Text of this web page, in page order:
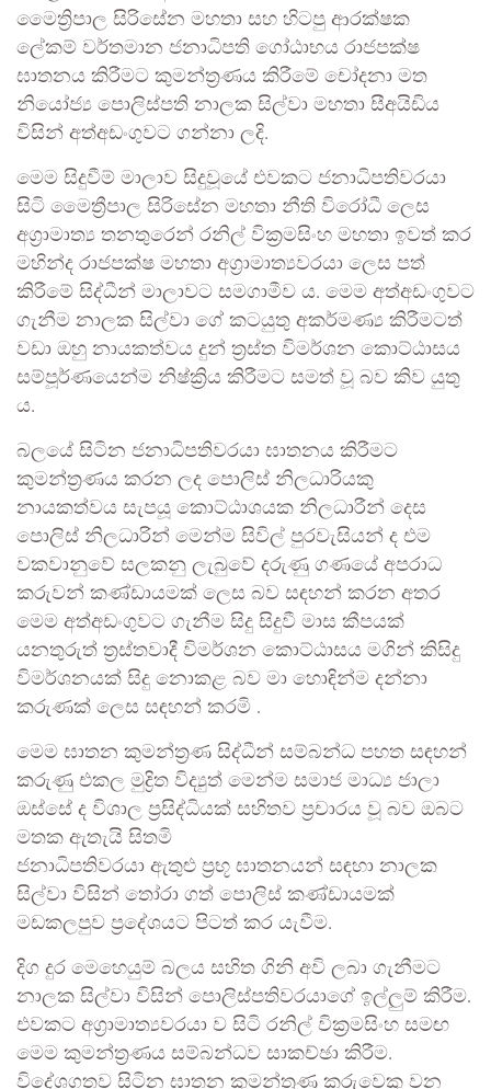
මෛත්‍රිපාල සිරිසේන මහතා සහ හිටපු ආරක්ෂක
ලේකම් වර්තමාන ජනාධිපති ගෝඨාභය රාජපක්ෂ
ඝාතනය කිරීමට කුමන්ත්‍රණය කිරීමේ චෝදනා මත
නියෝජ්‍ය පොලිස්පති නාලක සිල්වා මහතා සීඅයිඩිය
විසින් අත්අඩංගුවට ගන්නා ලදි.
මෙම සිදුවීම් මාලාව සිදුවූයේ එවකට ජනාධිපතිවරයා
සිටි මෛත්‍රීපාල සිරිසේන මහතා නීති විරෝධී ලෙස
අග්‍රාමාත්‍ය තනතුරෙන් රනිල් වික්‍රමසිංහ මහතා ඉවත් කර
මහින්ද රාජපක්ෂ මහතා අග්‍රාමාත්‍යවරයා ලෙස පත්
කිරීමේ සිද්ධීන් මාලාවට සමගාමීව ය. මෙම අත්අඩංගුවට
ගැනීම නාලක සිල්වා ගේ කටයුතු අකර්මණ්‍ය කිරීමටත්
වඩා ඔහු නායකත්වය දුන් ත්‍රස්ත විමර්ශන කොට්ඨාසය
සම්පූර්ණයෙන්ම නිෂ්ක්‍රිය කිරීමට සමත් වූ බව කිව යුතු
ය.
බලයේ සිටින ජනාධිපතිවරයා ඝාතනය කිරීමට
කුමන්ත්‍රණය කරන ලද පොලිස් නිලධාරියකු
නායකත්වය සැපයූ කොට්ඨාශයක නිලධාරීන් දෙස
පොලිස් නිලධාරින් මෙන්ම සිවිල් පුරවැසියන් ද එම
වකවානුවේ සලකනු ලැබුවේ දරුණු ගණයේ අපරාධ
කරුවන් කණ්ඩායමක් ලෙස බව සඳහන් කරන අතර
මෙම අත්අඩංගුවට ගැනීම සිදු සිදුවී මාස කීපයක්
යනතුරුත් ත්‍රස්තවාදී විමර්ශන කොට්ඨාසය මගින් කිසිදු
විමර්ශනයක් සිදු නොකළ බව මා හොඳින්ම දන්නා
කරුණක් ලෙස සඳහන් කරමි .
මෙම ඝාතන කුමන්ත්‍රණ සිද්ධීන් සම්බන්ධ පහත සඳහන්
කරුණු එකල මුද්‍රිත විද්‍යුත් මෙන්ම සමාජ මාධ්‍ය ජාලා
ඔස්සේ ද විශාල ප්‍රසිද්ධියක් සහිතව ප්‍රචාරය වූ බව ඔබට
මතක ඇතැයි සිතමි
ජනාධිපතිවරයා ඇතුළු ප්‍රභූ ඝාතනයන් සඳහා නාලක
සිල්වා විසින් තෝරා ගත් පොලිස් කණ්ඩායමක්
මඩකලපුව ප්‍රදේශයට පිටත් කර යැවීම.
දිග දුර මෙහෙයුම් බලය සහිත ගිනි අවි ලබා ගැනීමට
නාලක සිල්වා විසින් පොලිස්පතිවරයාගේ ඉල්ලුම් කිරීම.
එවකට අග්‍රාමාත්‍යවරයා ව සිටි රනිල් වික්‍රමසිංහ සමඟ
මෙම කුමන්ත්‍රණය සම්බන්ධව සාකච්ඡා කිරීම.
විදේශගතව සිටින ඝාතන කුමන්ත්‍රණ කරුවෙකු වන